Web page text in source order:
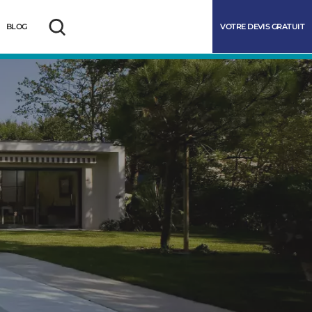
BLOG
Rechercher
VOTRE DEVIS GRATUIT